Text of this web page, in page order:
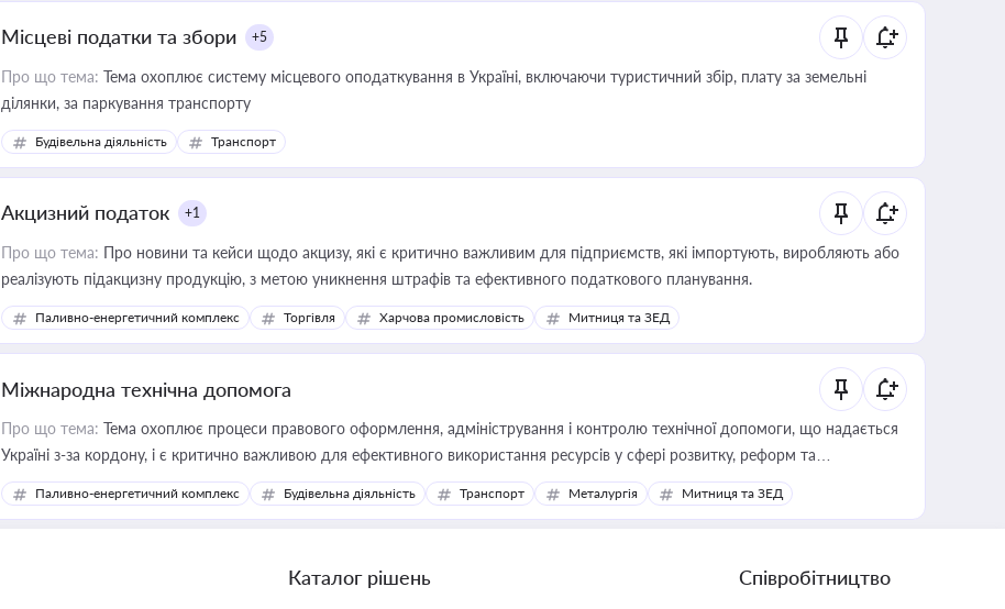
Місцеві податки та збори +5
Про що тема: Тема охоплює систему місцевого оподаткування в Україні, включаючи туристичний збір, плату за земельні
ділянки, за паркування транспорту
Будівельна діяльність Транспорт
Акцизний податок +1
Про що тема: Про новини та кейси щодо акцизу, які є критично важливим для підприємств, які імпортують, виробляють або
реалізують підакцизну продукцію, з метою уникнення штрафів та ефективного податкового планування.
Паливно-енергетичний комплекс Торгівля Харчова промисловість Митниця та ЗЕД
Міжнародна технічна допомога
Про що тема: Тема охоплює процеси правового оформлення, адміністрування і контролю технічної допомоги, що надається
Україні з-за кордону, і є критично важливою для ефективного використання ресурсів у сфері розвитку, реформ та
інфраструктурних проєктів
Паливно-енергетичний комплекс Будівельна діяльність Транспорт Металургія Митниця та ЗЕД
Каталог рішень Співробітництво